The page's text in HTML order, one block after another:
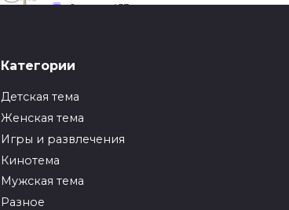
0 453
Как упаковать вещи
0
Как вырастить ананас
из верхушки в
Категории
Детская тема
Женская тема
Игры и развлечения
Кинотема
Мужская тема
Разное